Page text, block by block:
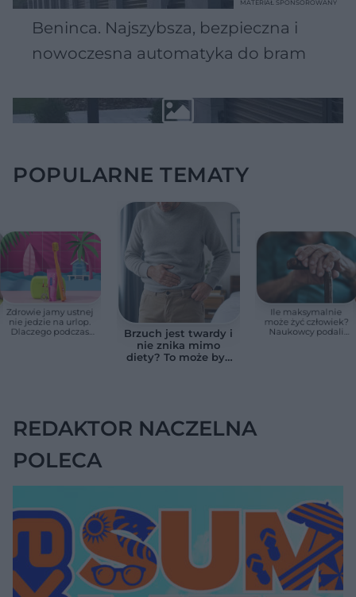
Beninca. Najszybsza, bezpieczna i
nowoczesna automatyka do bram
MATERIAŁ SPONSOROWANY
POPULARNE TEMATY
Zdrowie jamy ustnej
nie jedzie na urlop.
Dlaczego podczas
Brzuch jest twardy i
nie znika mimo
diety? To może być
Ile maksymalnie
może żyć człowiek?
Naukowcy podali
REDAKTOR NACZELNA
POLECA